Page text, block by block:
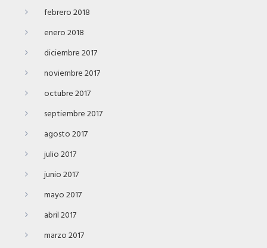
febrero 2018
enero 2018
diciembre 2017
noviembre 2017
octubre 2017
septiembre 2017
agosto 2017
julio 2017
junio 2017
mayo 2017
abril 2017
marzo 2017